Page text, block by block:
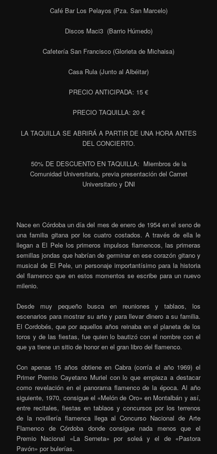
Café Bar Los Pelayos (Pza. San Marcelo)
Discos Maci3 (Barrio Húmedo)
Cafetería San Francisco (Glorieta de Michaisa)
Casa Rula (Junto al Albéitar)
PRECIO ANTICIPADA: 15 €
PRECIO TAQUILLA: 20 €
LA TAQUILLA SE ABRIRÁ A PARTIR DE UNA HORA ANTES
DEL CONCIERTO.
50% DE DESCUENTO EN TAQUILLA: Miembros de la
Comunidad Universitaria, previa presentación del Carnet
Universitario y DNI
Nace en Córdoba un día del mes de enero de 1954 en el seno de
una familia gitana por los cuatro costados. A través de ella le
llegan a El Pele los primeros impulsos flamencos, las primeras
semillas jondas que habrían de germinar en ese corazón gitano y
musical de El Pele, un personaje importantísimo para la historia
del flamenco que en estos momentos se escribe para un nuevo
milenio.
Desde muy pequeño busca en reuniones y tablaos, los
escenarios para mostrar su arte y para llevar dinero a su familia.
El Cordobés, que por aquellos años reinaba en el planeta de los
toros y de las fiestas, fue quien lo bautizó con el nombre con el
que ya tiene un sitio de honor en el gran libro del flamenco.
Con apenas 15 años obtiene en Cabra (corría el año 1969) el
Primer Premio Cayetano Muriel con lo que empieza a destacar
como revelación en el panorama flamenco de la época. Al año
siguiente, 1970, consigue el «Melón de Oro» en Montalbán y así,
entre recitales, fiestas en tablaos y concursos por los terrenos
de la novillería flamenca llega al Concurso Nacional de Arte
Flamenco de Córdoba donde consigue nada menos que el
Premio Nacional «La Serneta» por soleá y el de «Pastora
Pavón» por bulerías.